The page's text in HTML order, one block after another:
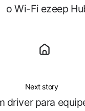
o Wi-Fi ezeep
Next story
driver para